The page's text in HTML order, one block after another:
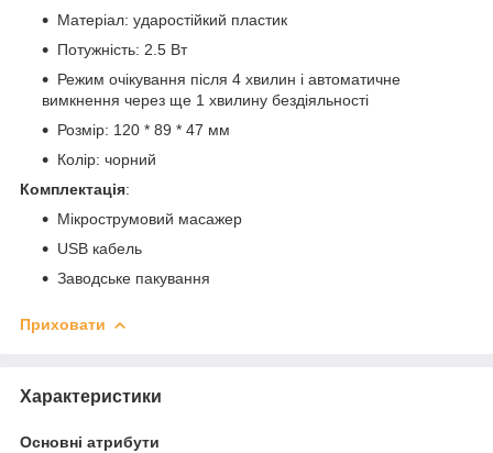
Матеріал: ударостійкий пластик
Потужність: 2.5 Вт
Режим очікування після 4 хвилин і автоматичне
вимкнення через ще 1 хвилину бездіяльності
Розмір: 120 * 89 * 47 мм
Колір: чорний
Комплектація:
Мікрострумовий масажер
USB кабель
Заводське пакування
Приховати
Характеристики
Основні атрибути